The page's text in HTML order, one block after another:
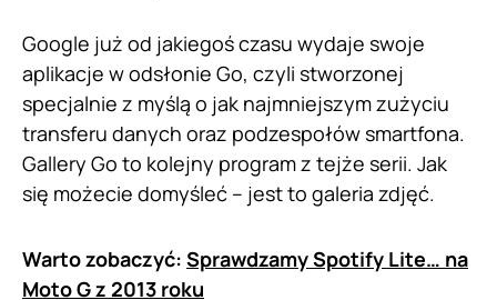
Google już od jakiegoś czasu wydaje swoje
aplikacje w odsłonie Go, czyli stworzonej
specjalnie z myślą o jak najmniejszym zużyciu
transferu danych oraz podzespołów smartfona.
Gallery Go to kolejny program z tejże serii. Jak
się możecie domyśleć – jest to galeria zdjęć.
Warto zobaczyć: Sprawdzamy Spotify Lite… na
Moto G z 2013 roku